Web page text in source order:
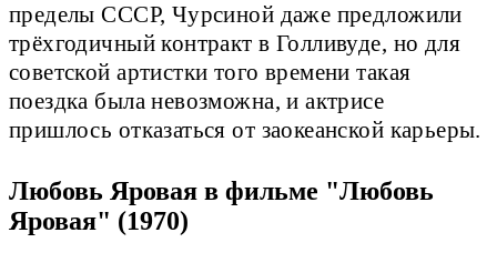
пределы СССР, Чурсиной даже предложили
трёхгодичный контракт в Голливуде, но для
советской артистки того времени такая
поездка была невозможна, и актрисе
пришлось отказаться от заокеанской карьеры.
Любовь Яровая в фильме "Любовь
Яровая" (1970)